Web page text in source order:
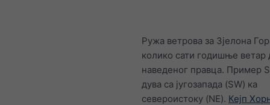
Ружа ветрова за Зјелона
колико сати годишње ветар
наведеног правца. Пример
дува са југозапада (SW) ка
североистоку (NE). Кејп